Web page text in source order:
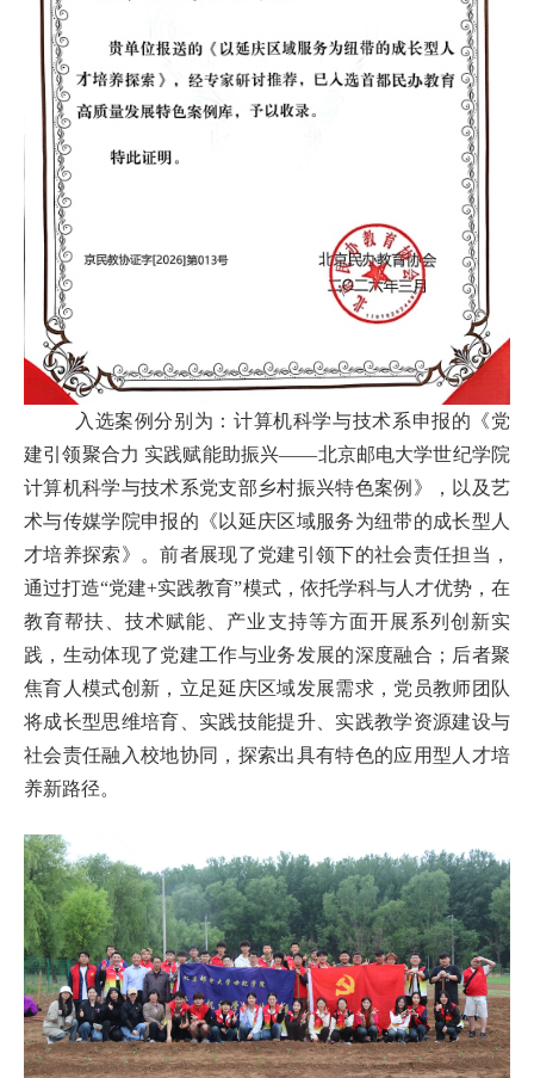
入选案例分别为：计算机科学与技术系申报的《党
建引领聚合力 实践赋能助振兴——北京邮电大学世纪学院
计算机科学与技术系党支部乡村振兴特色案例》，以及艺
术与传媒学院申报的《以延庆区域服务为纽带的成长型人
才培养探索》。前者展现了党建引领下的社会责任担当，
通过打造“党建+实践教育”模式，依托学科与人才优势，在
教育帮扶、技术赋能、产业支持等方面开展系列创新实
践，生动体现了党建工作与业务发展的深度融合；后者聚
焦育人模式创新，立足延庆区域发展需求，党员教师团队
将成长型思维培育、实践技能提升、实践教学资源建设与
社会责任融入校地协同，探索出具有特色的应用型人才培
养新路径。